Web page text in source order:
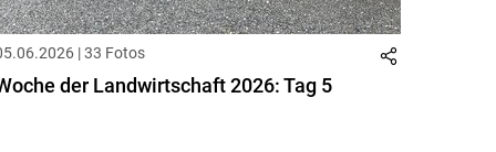
| 33 Fotos
der Landwirtschaft 2026: Tag 5